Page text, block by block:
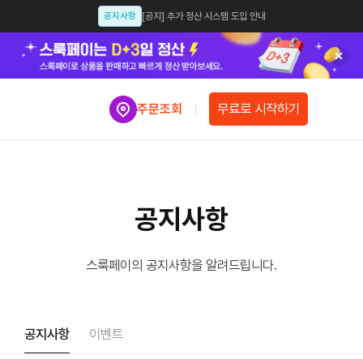
공지사항 [공지] 추가 정산 시스템 도입 안내
공지사항 [공지] 인스타샵, 카스샵 종료 안내
업데이트 [업데이트 안내] 모듈샵 업데이트 예정 안내
[공지] 셀럽션 개인정보처리방침 개정 안내 [개정일: 2025.07.14]
[공지] 가품(위조상품) 모니터링 강화 및 주의.관리 공지
공지사항
주문조회 무료로 시작하기
공지사항
스룩페이의 공지사항을 알려드립니다.
공지사항 이벤트